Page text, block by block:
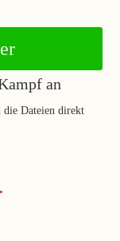
an
die Dateien direkt